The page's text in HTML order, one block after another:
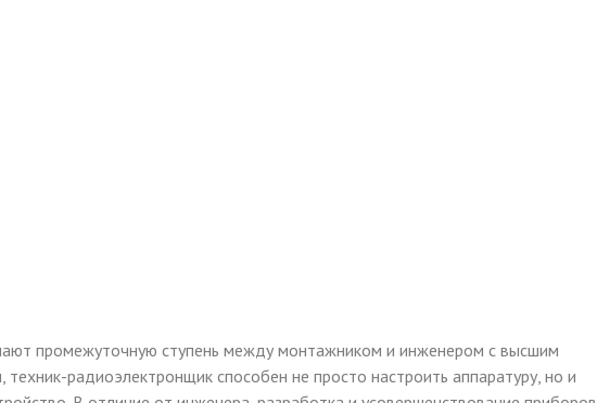
промежуточную ступень между монтажником и инженером с высшим
радиоэлектронщик способен не просто настроить аппаратуру, но и